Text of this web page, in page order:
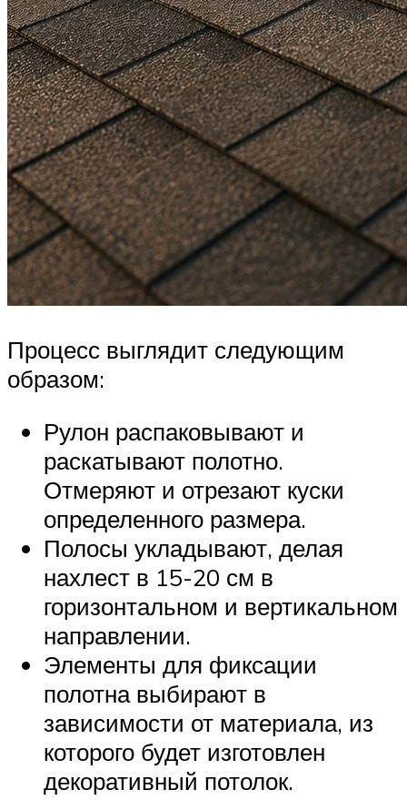
Процесс выглядит следующим
образом:
Рулон распаковывают и
раскатывают полотно.
Отмеряют и отрезают куски
определенного размера.
Полосы укладывают, делая
нахлест в 15-20 см в
горизонтальном и вертикальном
направлении.
Элементы для фиксации
полотна выбирают в
зависимости от материала, из
которого будет изготовлен
декоративный потолок.